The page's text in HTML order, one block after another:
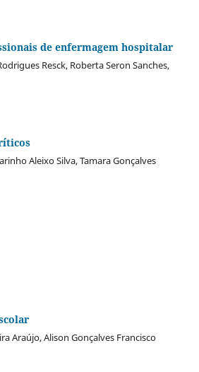
de enfermagem hospitalar
Resck, Roberta Seron Sanches,
Aleixo Silva, Tamara Gonçalves
Araújo, Alison Gonçalves Francisco